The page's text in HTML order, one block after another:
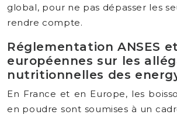
global, pour ne pas dépasser les
rendre compte.
Réglementation ANSES
européennes sur les
nutritionnelles des
En France et en Europe, les
en poudre sont soumises à un